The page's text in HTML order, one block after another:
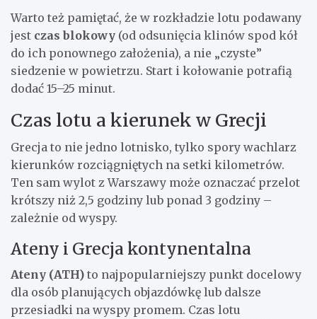
Warto też pamiętać, że w rozkładzie lotu podawany
jest czas blokowy (od odsunięcia klinów spod kół
do ich ponownego założenia), a nie „czyste”
siedzenie w powietrzu. Start i kołowanie potrafią
dodać 15–25 minut.
Czas lotu a kierunek w Grecji
Grecja to nie jedno lotnisko, tylko spory wachlarz
kierunków rozciągniętych na setki kilometrów.
Ten sam wylot z Warszawy może oznaczać przelot
krótszy niż 2,5 godziny lub ponad 3 godziny –
zależnie od wyspy.
Ateny i Grecja kontynentalna
Ateny (ATH) to najpopularniejszy punkt docelowy
dla osób planujących objazdówkę lub dalsze
przesiadki na wyspy promem. Czas lotu